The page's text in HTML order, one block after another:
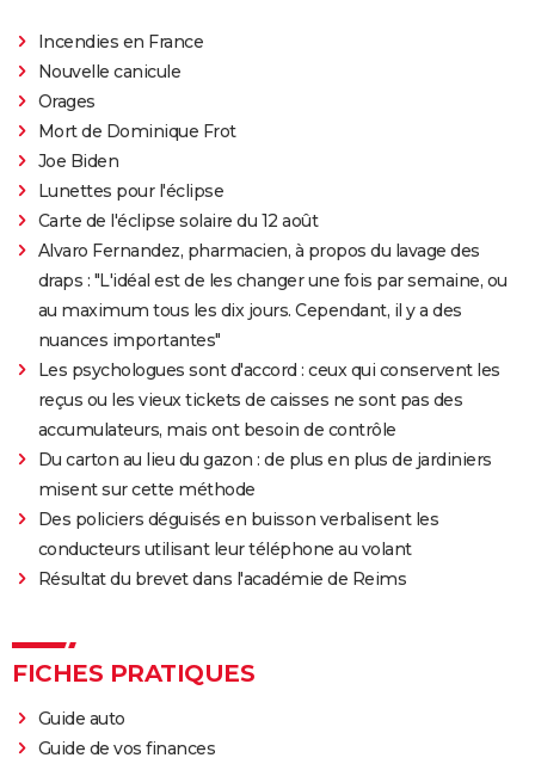
Incendies en France
Nouvelle canicule
Orages
Mort de Dominique Frot
Joe Biden
Lunettes pour l'éclipse
Carte de l'éclipse solaire du 12 août
Alvaro Fernandez, pharmacien, à propos du lavage des
draps : "L'idéal est de les changer une fois par semaine, ou
au maximum tous les dix jours. Cependant, il y a des
nuances importantes"
Les psychologues sont d'accord : ceux qui conservent les
reçus ou les vieux tickets de caisses ne sont pas des
accumulateurs, mais ont besoin de contrôle
Du carton au lieu du gazon : de plus en plus de jardiniers
misent sur cette méthode
Des policiers déguisés en buisson verbalisent les
conducteurs utilisant leur téléphone au volant
Résultat du brevet dans l'académie de Reims
FICHES PRATIQUES
Guide auto
Guide de vos finances